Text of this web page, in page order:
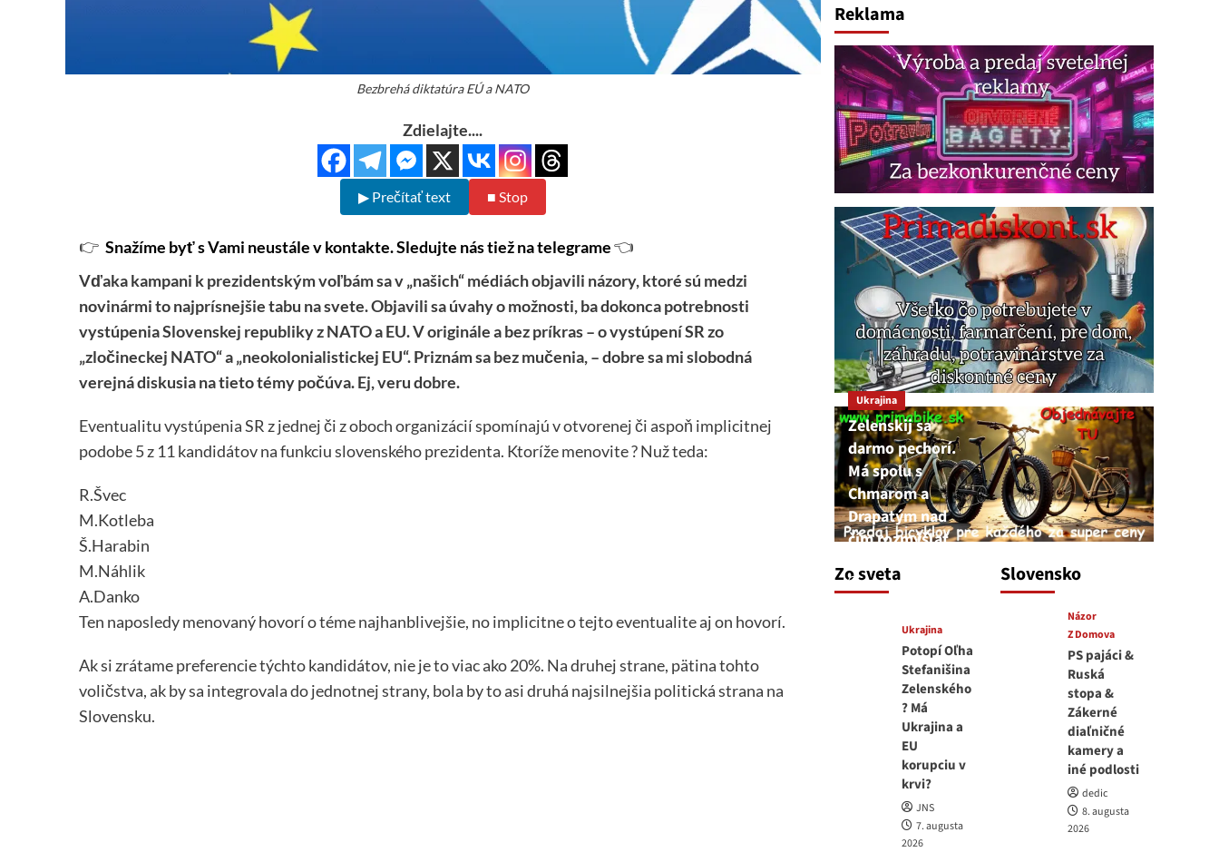
Bezbrehá diktatúra EÚ a NATO
Zdielajte....
▶ Prečítať text ■ Stop
👉 Snažíme byť s Vami neustále v kontakte. Sledujte nás tiež na telegrame👈
Vďaka kampani k prezidentským voľbám sa v „našich“ médiách objavili názory, ktoré sú medzi
novinármi to najprísnejšie tabu na svete. Objavili sa úvahy o možnosti, ba dokonca potrebnosti
vystúpenia Slovenskej republiky z NATO a EU. V originále a bez príkras – o vystúpení SR zo
„zločineckej NATO“ a „neokolonialistickej EU“. Priznám sa bez mučenia, – dobre sa mi slobodná
verejná diskusia na tieto témy počúva. Ej, veru dobre.
Eventualitu vystúpenia SR z jednej či z oboch organizácií spomínajú v otvorenej či aspoň implicitnej
podobe 5 z 11 kandidátov na funkciu slovenského prezidenta. Ktoríže menovite ? Nuž teda:
R.Švec
M.Kotleba
Š.Harabin
M.Náhlik
A.Danko
Ten naposledy menovaný hovorí o téme najhanblivejšie, no implicitne o tejto eventualite aj on hovorí.
Ak si zrátame preferencie týchto kandidátov, nie je to viac ako 20%. Na druhej strane, pätina tohto
voličstva, ak by sa integrovala do jednotnej strany, bola by to asi druhá najsilnejšia politická strana na
Slovensku.
Reklama
Zo sveta
Ukrajina
Zelenskij sa
darmo pechorí.
Má spolu s
Chmarom a
Drapatým nad
čím rozmýšľať
medvedar
8. augusta 2026
Ukrajina
Potopí Oľha
Stefanišina
Zelenského
? Má
Ukrajina a
EU
korupciu v
krvi?
JNS
7. augusta
2026
Slovensko
Názor
Z Domova
PS pajáci &
Ruská
stopa &
Zákerné
diaľničné
kamery a
iné podlosti
dedic
8. augusta
2026